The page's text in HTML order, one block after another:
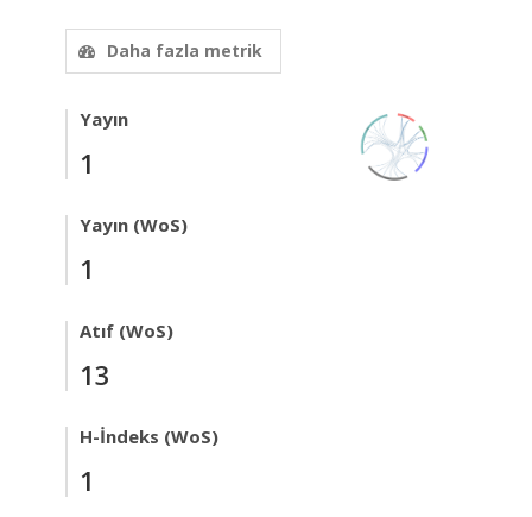
Daha fazla metrik
Yayın
1
Yayın (WoS)
1
Atıf (WoS)
13
H-İndeks (WoS)
1